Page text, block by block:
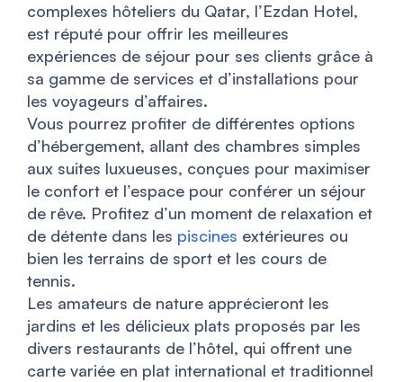
complexes hôteliers du Qatar, l’Ezdan Hotel,
est réputé pour offrir les meilleures
expériences de séjour pour ses clients grâce à
sa gamme de services et d’installations pour
les voyageurs d’affaires.
Vous pourrez profiter de différentes options
d’hébergement, allant des chambres simples
aux suites luxueuses, conçues pour maximiser
le confort et l’espace pour conférer un séjour
de rêve. Profitez d’un moment de relaxation et
de détente dans les piscines extérieures ou
bien les terrains de sport et les cours de
tennis.
Les amateurs de nature apprécieront les
jardins et les délicieux plats proposés par les
divers restaurants de l’hôtel, qui offrent une
carte variée en plat international et traditionnel